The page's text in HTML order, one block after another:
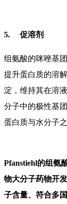
5. 促溶剂
组氨酸的咪唑基
提升蛋白质的溶
淀，维持其在溶
分子中的极性基
蛋白质与水分子
Pfanstiehl的组氨
物大分子药物开
子含量、符合多